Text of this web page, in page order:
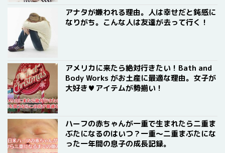
アナタが嫌われる理由。人は幸せだと鈍感に
なりがち。こんな人は友達が去って行く！
アメリカに来たら絶対行きたい！Bath and
Body Works がお土産に最適な理由。女子が
大好き♥アイテムが勢揃い！
ハーフの赤ちゃんが一重で生まれたら二重ま
ぶたになるのはいつ？一重〜二重まぶたにな
った一年間の息子の成長記録。